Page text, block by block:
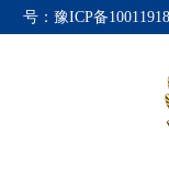
号： 豫ICP备